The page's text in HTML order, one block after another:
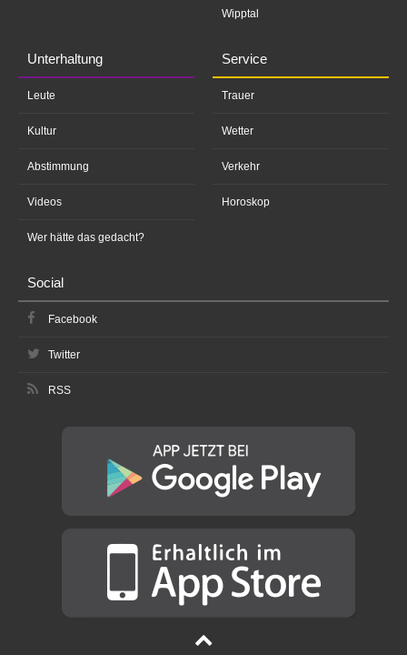
Wipptal
Unterhaltung
Leute
Kultur
Abstimmung
Videos
Wer hätte das gedacht?
Service
Trauer
Wetter
Verkehr
Horoskop
Social
Facebook
Twitter
RSS